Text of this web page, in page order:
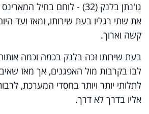
גו'נתן בלנק (32) - לוחם בחיל
את שתי רגליו בעת שירותו, ומאז ועד
קשה וארוך.
בעת שירותו זכה בלנק בכמה וכמה
לבו בקרבות מול האפגנים, אך מאז
לתלותי יותר ויותר בחסדי המערכת,
אליו בדרך לא דרך.